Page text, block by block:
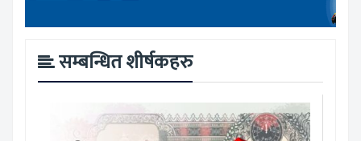
सम्बन्धित शीर्षकहरु